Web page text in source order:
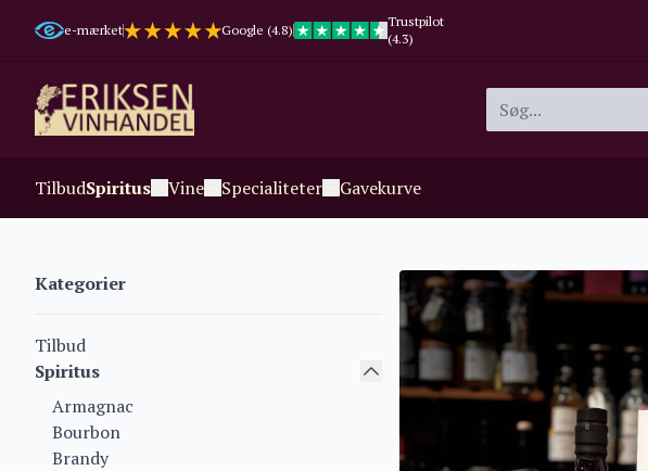
e-mærket Google (4.8)
Trustpilot
(4.3)
TilbudSpiritus Vine Specialiteter Gavekurve
Kategorier
Tilbud
Spiritus
Armagnac
Bourbon
Brandy